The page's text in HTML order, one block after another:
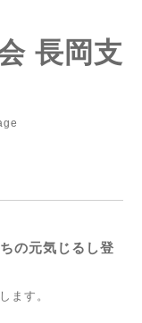
長岡支
の元気じるし登
ます。